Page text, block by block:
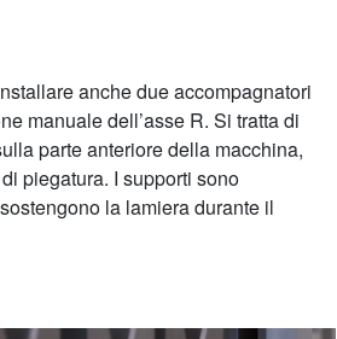
anche due accompagnatori
manuale dell’asse R. Si tratta di
parte anteriore della macchina,
piegatura. I supporti sono
la lamiera durante il